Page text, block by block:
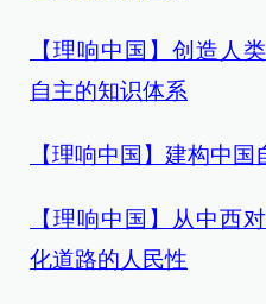
【理响中国】创造人
自主的知识体系
【理响中国】建构中
【理响中国】从中西
化道路的人民性